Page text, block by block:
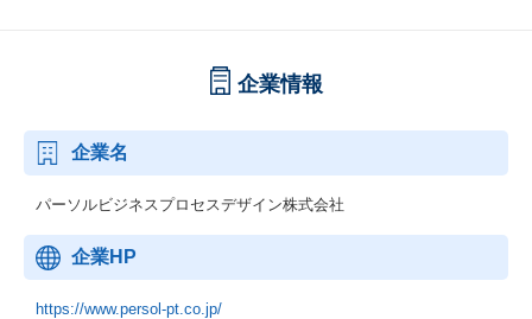
企業情報
企業名
パーソルビジネスプロセスデザイン株式会社
企業HP
https://www.persol-pt.co.jp/